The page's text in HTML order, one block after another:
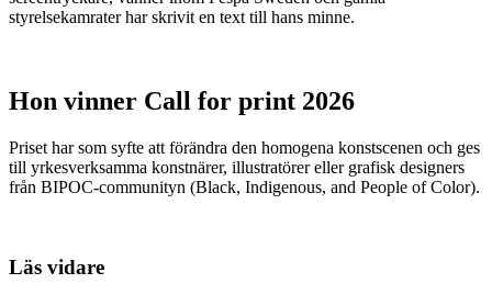
styrelsekamrater har skrivit en text till hans minne.
Hon vinner Call for print 2026
Priset har som syfte att förändra den homogena konstscenen och ges
till yrkesverksamma konstnärer, illustratörer eller grafisk designers
från BIPOC-communityn (Black, Indigenous, and People of Color).
Läs vidare